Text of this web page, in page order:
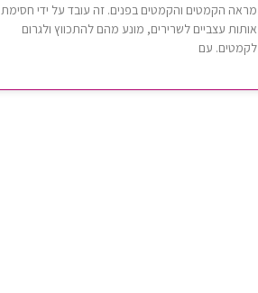
מראה הקמטים והקמטים בפנים. זה עובד על ידי חסימת
אותות עצביים לשרירים, מונע מהם להתכווץ ולגרום
לקמטים. עם